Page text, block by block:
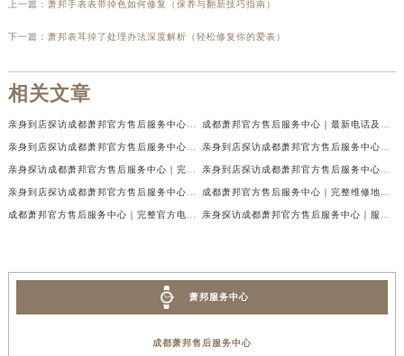
上一篇： 萧邦手表表带掉色如何修复（保养与翻新技巧指南）
下一篇： 萧邦表耳掉了处理办法深度解析（轻松修复你的爱表）
相关文章
萧邦服务中心
成都萧邦售后服务中心